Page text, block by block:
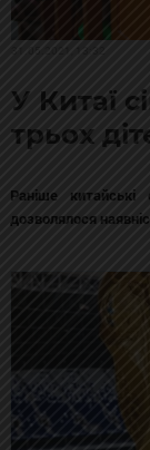
У Китаї
трьох
Раніше
дозволялося